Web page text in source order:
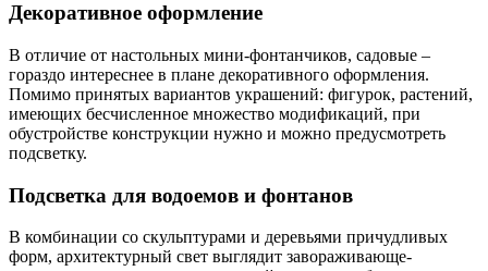
Декоративное оформление
В отличие от настольных мини-фонтанчиков, садовые –
гораздо интереснее в плане декоративного оформления.
Помимо принятых вариантов украшений: фигурок, растений,
имеющих бесчисленное множество модификаций, при
обустройстве конструкции нужно и можно предусмотреть
подсветку.
Подсветка для водоемов и фонтанов
В комбинации со скульптурами и деревьями причудливых
форм, архитектурный свет выглядит завораживающе-